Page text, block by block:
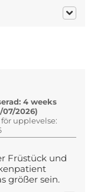
4 weeks
07/2026)
upplevelse:
Früstück und
größer sein.